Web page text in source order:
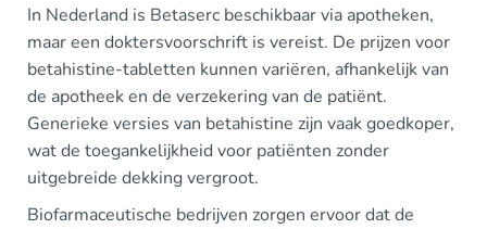
In Nederland is Betaserc beschikbaar via apotheken,
maar een doktersvoorschrift is vereist. De prijzen voor
betahistine-tabletten kunnen variëren, afhankelijk van
de apotheek en de verzekering van de patiënt.
Generieke versies van betahistine zijn vaak goedkoper,
wat de toegankelijkheid voor patiënten zonder
uitgebreide dekking vergroot.
Biofarmaceutische bedrijven zorgen ervoor dat de